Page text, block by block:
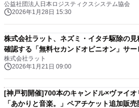
公益社団法人日本ロジスティクスシステム協会
2026年1月28日 15:30
株式会社ラット、ネズミ・イタチ駆除の
確認する「無料セカンドオピニオン」サー
株式会社ラット
2026年1月21日 09:00
[神戸初開催]700本のキャンドル×ヴァイオ
「あかりと音楽。」ペアチケット追加販売